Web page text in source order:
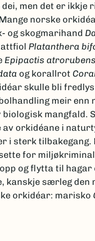
dei, men det er ikkje
norske
og skogmarihand
Platanthera
Epipactis atrorubens
og korallrot
skulle bli
meir enn
biologisk mangfald.
av orkidéane i
i sterk tilbakegang.
for
og flytta til hagar
kanskje særleg den
orkidéar: marisko